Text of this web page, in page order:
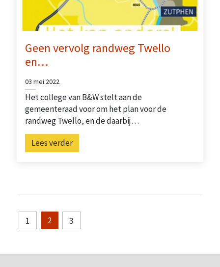
Geen vervolg randweg Twello
en…
03 mei 2022
Het college van B&W stelt aan de
gemeenteraad voor om het plan voor de
randweg Twello, en de daarbij…
Lees verder
1 2 3